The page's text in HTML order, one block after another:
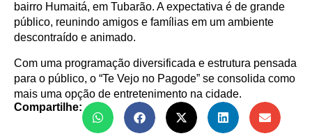
bairro Humaitá, em Tubarão. A expectativa é de grande
público, reunindo amigos e famílias em um ambiente
descontraído e animado.
Com uma programação diversificada e estrutura pensada
para o público, o “Te Vejo no Pagode” se consolida como
mais uma opção de entretenimento na cidade.
Compartilhe: